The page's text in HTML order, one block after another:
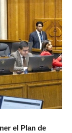
el Plan de